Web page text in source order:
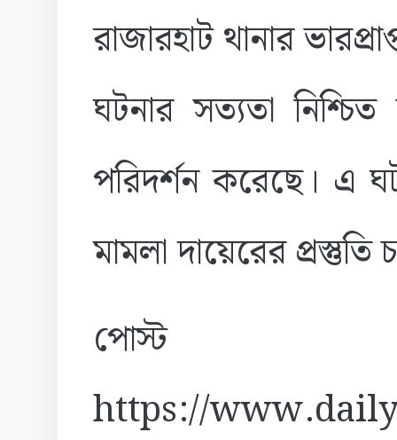
রাজারহাট থানার
ঘটনার সত্যতা
পরিদর্শন করেছে। এ
মামলা দায়েরের
https://